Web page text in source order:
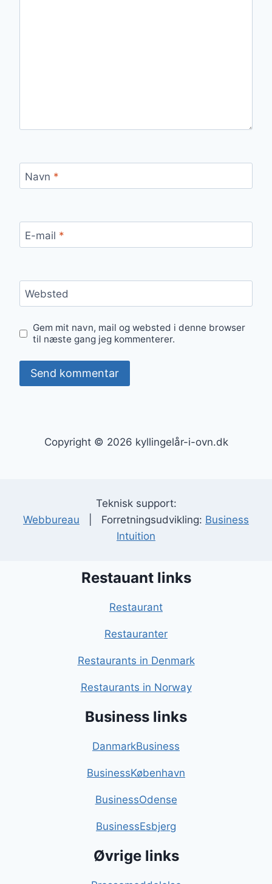
Navn *
E-mail *
Websted
Gem mit navn, mail og websted i denne browser
til næste gang jeg kommenterer.
Copyright © 2026 kyllingelår-i-ovn.dk
Teknisk support:
Webbureau | Forretningsudvikling: Business
Intuition
Restauant links
Restaurant
Restauranter
Restaurants in Denmark
Restaurants in Norway
Business links
DanmarkBusiness
BusinessKøbenhavn
BusinessOdense
BusinessEsbjerg
Øvrige links